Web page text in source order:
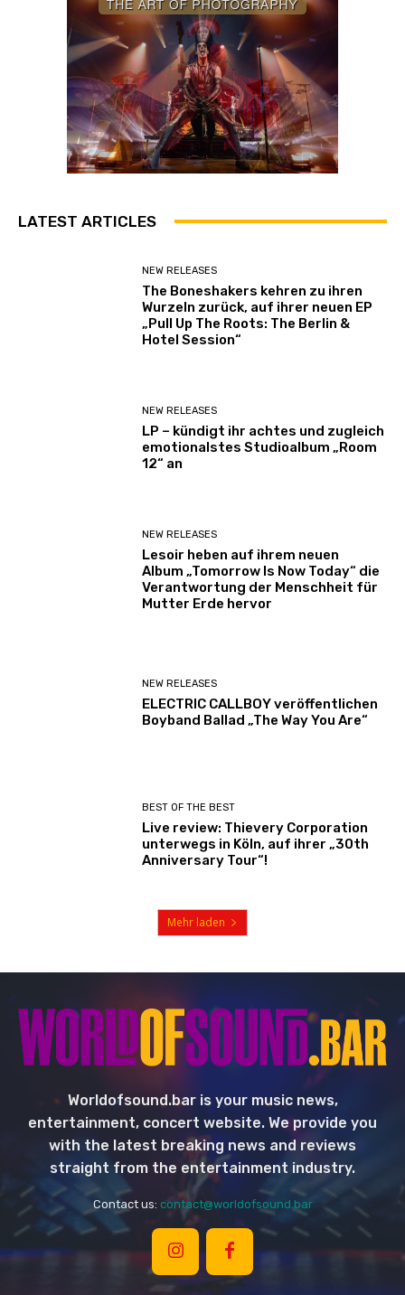
LATEST ARTICLES
NEW RELEASES
The Boneshakers kehren zu ihren
Wurzeln zurück, auf ihrer neuen EP
„Pull Up The Roots: The Berlin &
Hotel Session“
NEW RELEASES
LP – kündigt ihr achtes und zugleich
emotionalstes Studioalbum „Room
12“ an
NEW RELEASES
Lesoir heben auf ihrem neuen
Album „Tomorrow Is Now Today“ die
Verantwortung der Menschheit für
Mutter Erde hervor
NEW RELEASES
ELECTRIC CALLBOY veröffentlichen
Boyband Ballad „The Way You Are“
BEST OF THE BEST
Live review: Thievery Corporation
unterwegs in Köln, auf ihrer „30th
Anniversary Tour“!
Mehr laden
Worldofsound.bar is your music news,
entertainment, concert website. We provide you
with the latest breaking news and reviews
straight from the entertainment industry.
Contact us: contact@worldofsound.bar